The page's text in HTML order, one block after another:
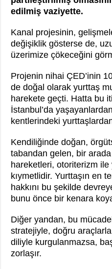
edilmiş vaziyette.
Kanal projesinin,
değişiklik gösterse de,
üzerimize çökeceğini
Projenin nihai ÇED’inin
de doğal olarak yurttaş
harekete geçti. Hatta bu
İstanbul’da
kentlerindeki
Kendiliğinde doğan,
tabandan gelen, bir
hareketleri, otoriterizm
kıymetlidir. Yurttaşın en
hakkını bu şekilde
bunu önce bir kenara
Diğer yandan, bu
stratejiyle, doğru
diliyle kurgulanmazsa,
zorlaşır.